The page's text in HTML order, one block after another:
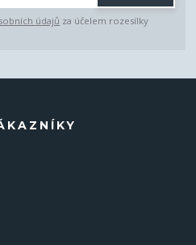
údajů za účelem rozesílky